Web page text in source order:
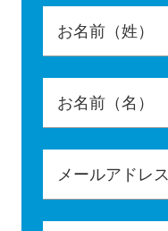
お名前（姓）
お名前（名）
メールアドレス